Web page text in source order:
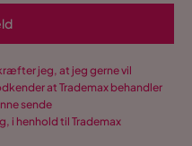
jeg, at jeg gerne vil
at Trademax behandler
sende
i henhold til Trademax